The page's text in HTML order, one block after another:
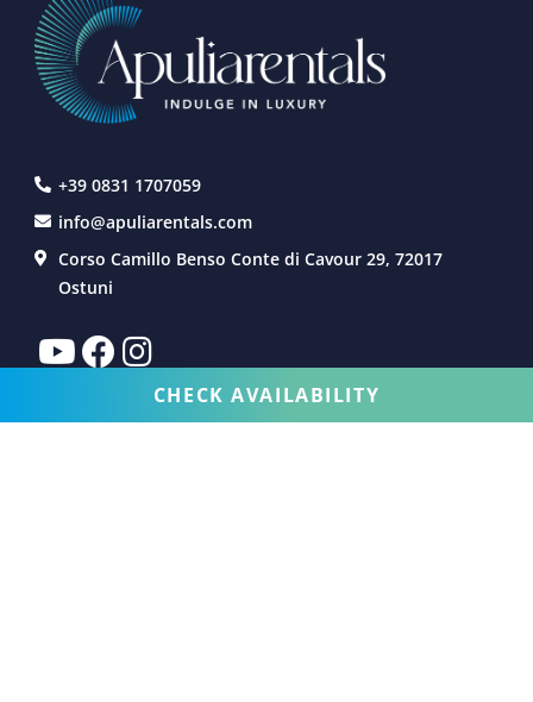
CHECK AVAILABILITY
+39 0831 1707059
info@apuliarentals.com
Corso Camillo Benso Conte di Cavour 29, 72017
Ostuni